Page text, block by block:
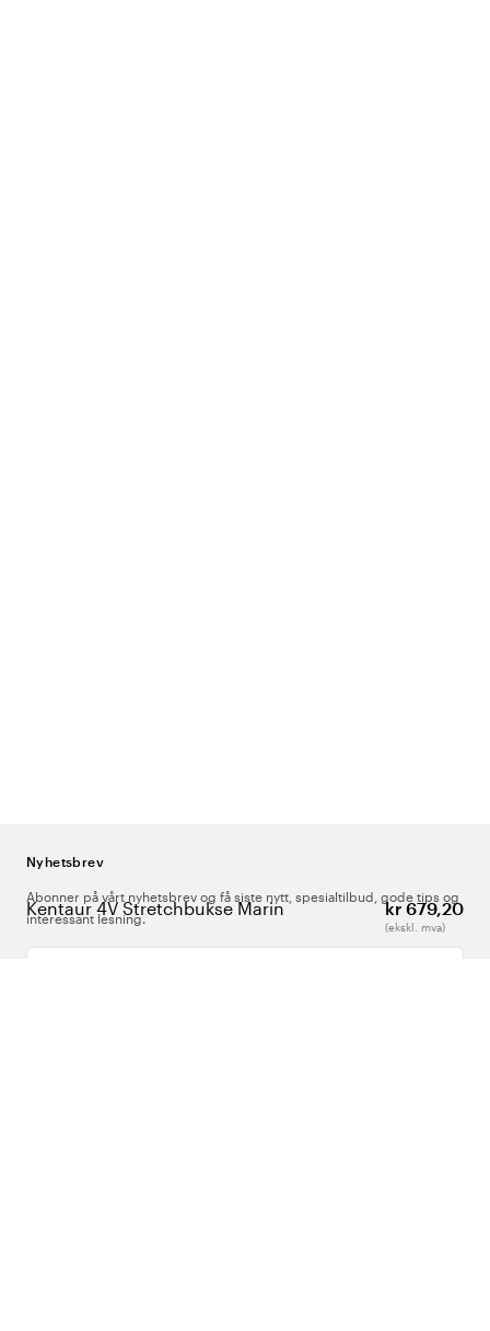
Kentaur 4V Stretchbukse Marin kr 679,20
(ekskl. mva)
Nyhetsbrev
Abonner på vårt nyhetsbrev og få siste nytt, spesialtilbud, gode tips og
interessant lesning.
Skriv inn din e-postadresse